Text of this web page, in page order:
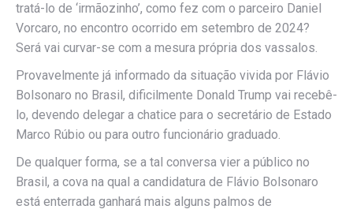
tratá-lo de ‘irmãozinho’, como fez com o parceiro Daniel
Vorcaro, no encontro ocorrido em setembro de 2024?
Será vai curvar-se com a mesura própria dos vassalos.
Provavelmente já informado da situação vivida por Flávio
Bolsonaro no Brasil, dificilmente Donald Trump vai recebê-
lo, devendo delegar a chatice para o secretário de Estado
Marco Rúbio ou para outro funcionário graduado.
De qualquer forma, se a tal conversa vier a público no
Brasil, a cova na qual a candidatura de Flávio Bolsonaro
está enterrada ganhará mais alguns palmos de